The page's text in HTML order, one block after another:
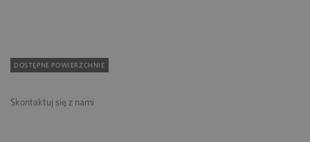
DOSTĘPNE POWIERZCHNIE
Skontaktuj się z nami